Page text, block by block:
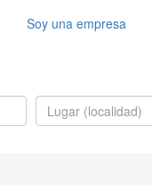
Soy una empresa